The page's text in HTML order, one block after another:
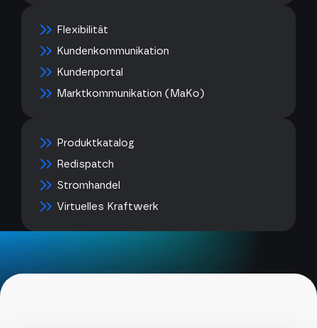
Flexibilität
Kundenkommunikation
Kundenportal
Marktkommunikation (MaKo)
Produktkatalog
Redispatch
Stromhandel
Virtuelles Kraftwerk